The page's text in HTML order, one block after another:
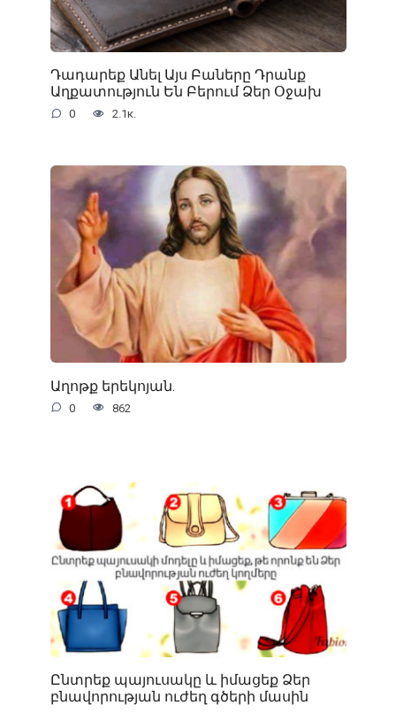
Դադարեք Անել Այս Բաները Դրանք
Աղքատություն Են Բերում Ձեր Օջախ
0 2.1к.
Աղոթք երեկոյան.
0 862
Ընտրեք պայուսակը և իմացեք Ձեր
բնավորության ուժեղ գծերի մասին